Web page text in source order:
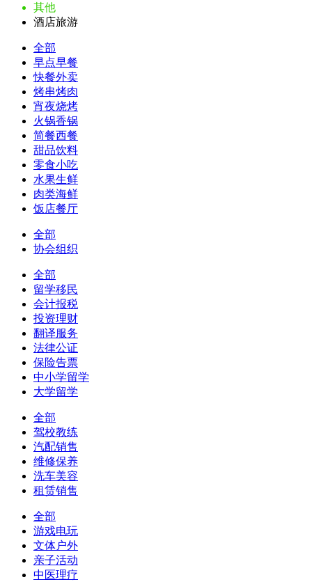
其他
酒店旅游
全部
早点早餐
快餐外卖
烤串烤肉
宵夜烧烤
火锅香锅
简餐西餐
甜品饮料
零食小吃
水果生鲜
肉类海鲜
饭店餐厅
全部
协会组织
全部
留学移民
会计报税
投资理财
翻译服务
法律公证
保险告票
中小学留学
大学留学
全部
驾校教练
汽配销售
维修保养
洗车美容
租赁销售
全部
游戏电玩
文体户外
亲子活动
中医理疗